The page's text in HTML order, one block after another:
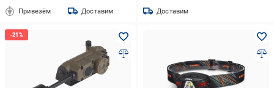
Привезём Доставим Доставим